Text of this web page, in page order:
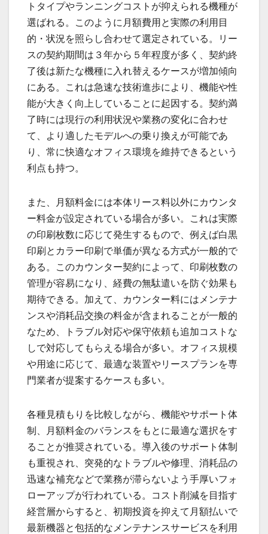
トタイプやランニングコストが抑えられる機種が
選ばれる。このように月額費用と実際の利用目
的・状況を照らし合わせて選定されている。リー
スの契約期間は３年から５年程度が多く、契約終
了後は新たな機種に入れ替えるケースが増加傾向
にある。これは急速な技術進歩により、機能や性
能が大きく向上していることに起因する。契約満
了時には現行の利用状況や業務の変化に合わせ
て、より適したモデルへの乗り換えが可能であ
り、常に快適なオフィス環境を維持できるという
利点も持つ。
また、月額料金には本体リース料以外にカウンタ
ー料金が設定されている場合が多い。これは実際
の印刷枚数に応じて発生するもので、例えば白黒
印刷とカラー印刷で単価が異なる方式が一般的で
ある。このカウンター契約によって、印刷枚数の
管理が容易になり、経費の無駄遣いを防ぐ効果も
期待できる。加えて、カウンター料にはメンテナ
ンスや消耗品交換の料金が含まれることが一般的
なため、トラブル対応や保守依頼も追加コストな
しで対応してもらえる場合が多い。オフィス規模
や用途に応じて、最適な装置やリースプランを専
門業者が提案するケースも多い。
各種見積もりを比較しながら、機能やサポート体
制、月額料金のバランスをもとに最適な選択をす
ることが推奨されている。導入後のサポート体制
も重視され、突発的なトラブルや修理、消耗品の
迅速な補充などで業務が滞らないよう手厚いフォ
ローアップが行われている。コスト削減を目指す
経営層からすると、初期投資を抑えて月額払いで
最新機器と包括的なメンテナンスサービスを利用